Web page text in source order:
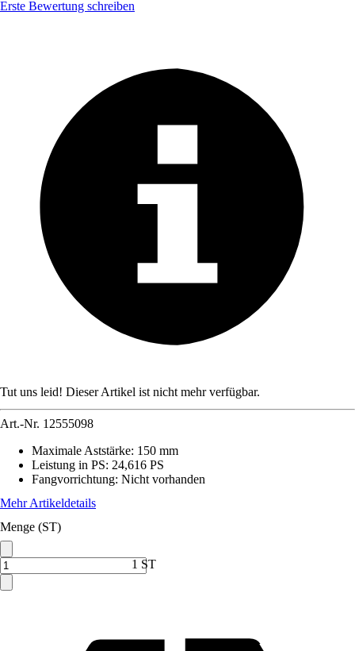
Erste Bewertung schreiben
Tut uns leid! Dieser Artikel ist nicht mehr verfügbar.
Art.-Nr. 12555098
Maximale Aststärke: 150 mm
Leistung in PS: 24,616 PS
Fangvorrichtung: Nicht vorhanden
Mehr Artikeldetails
Menge (ST)
1 ST